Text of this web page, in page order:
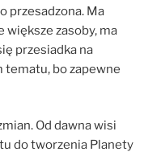
przesadzona. Ma
większe zasoby, ma
przesiadka na
bo zapewne
Od dawna wisi
do tworzenia Planety